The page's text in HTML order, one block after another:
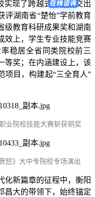
实现了跨越式发展‌，交出
评湖南省“楚怡”学前教育
级教育科研成果奖和湖南
效‌上，学生专业技能竞赛
稳居全省同类院校前三
等奖；在‌内涵建设‌上，该
项目，构建起“三全育人”
业院校技能大赛斩获铜奖
恕》大中专院校专场演出
新篇章的征程中，衡阳
昌大的带领下，始终锚定